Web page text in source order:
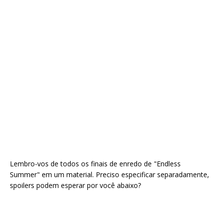
Lembro-vos de todos os finais de enredo de "Endless
Summer" em um material. Preciso especificar separadamente,
spoilers podem esperar por você abaixo?